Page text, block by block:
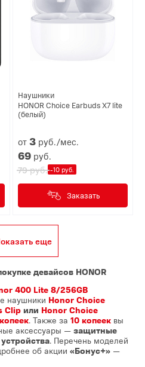
Наушники
HONOR Choice Earbuds X7 lite
(белый)
от3 руб./мес.
69 руб.
79руб. -10 руб.
Заказать
еще
девайсов HONOR
400 Lite 8/256GB
наушники Honor Choice
Clipили Honor Choice
. Также за 10 копеек вы
аксессуары — защитные
. Перечень моделей
об акции «Бонус+» —